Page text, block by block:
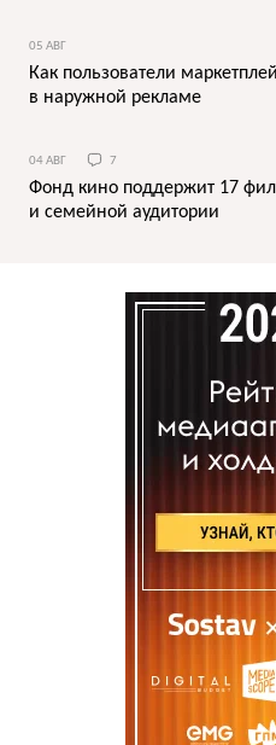
05 АВГ
Как пользователи
в наружной рекламе
04 АВГ 7
Фонд кино поддержит 17
и семейной аудитории